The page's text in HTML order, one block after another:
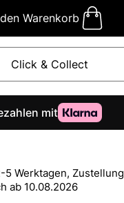
Warenkorb
Click & Collect
5 Werktagen, Zustellung
ab 10.08.2026